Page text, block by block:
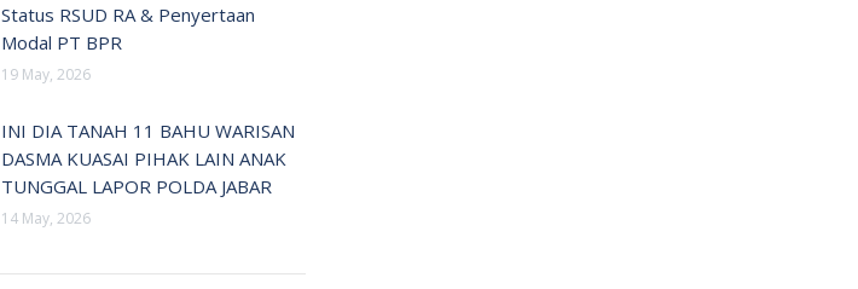
Status RSUD RA & Penyertaan
Modal PT BPR
19 May, 2026
INI DIA TANAH 11 BAHU WARISAN
DASMA KUASAI PIHAK LAIN ANAK
TUNGGAL LAPOR POLDA JABAR
14 May, 2026